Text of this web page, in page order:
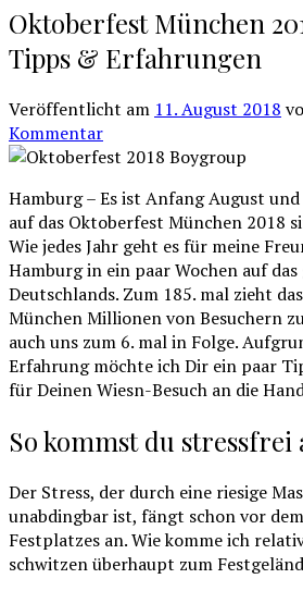
Oktoberfest München
Tipps & Erfahrungen
Veröffentlicht am 11. August 2018
Kommentar
Hamburg – Es ist Anfang August
auf das Oktoberfest München 2018
Wie jedes Jahr geht es für meine
Hamburg in ein paar Wochen auf
Deutschlands. Zum 185. mal zieht
München Millionen von Besuchern
auch uns zum 6. mal in Folge.
Erfahrung möchte ich Dir ein paar
für Deinen Wiesn-Besuch an die
So kommst du stressfrei
Der Stress, der durch eine riesige
unabdingbar ist, fängt schon vor
Festplatzes an. Wie komme ich
schwitzen überhaupt zum